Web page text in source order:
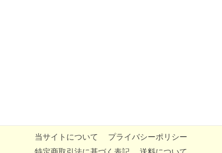
当サイトについて
プライバシーポリシー